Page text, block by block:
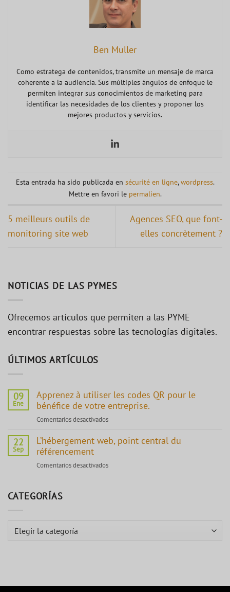
Ben Muller
Como estratega de contenidos, transmite un mensaje de marca
coherente a la audiencia. Sus múltiples ángulos de enfoque le
permiten integrar sus conocimientos de marketing para
identificar las necesidades de los clientes y proponer los
mejores productos y servicios.
Esta entrada ha sido publicada en sécurité en ligne,wordpress.
Mettre en favori le permalien.
5 meilleurs outils de
monitoring site web
Agences SEO, que font-
elles concrètement ?
NOTICIAS DE LAS PYMES
Ofrecemos artículos que permiten a las PYME
encontrar respuestas sobre las tecnologías digitales.
ÚLTIMOS ARTÍCULOS
09
Ene
Apprenez à utiliser les codes QR pour le
bénéfice de votre entreprise.
Comentarios desactivados
à
de
entreprise.
22
Sep
L’hébergement web, point central du
référencement
Comentarios desactivados
CATEGORÍAS
Categorías